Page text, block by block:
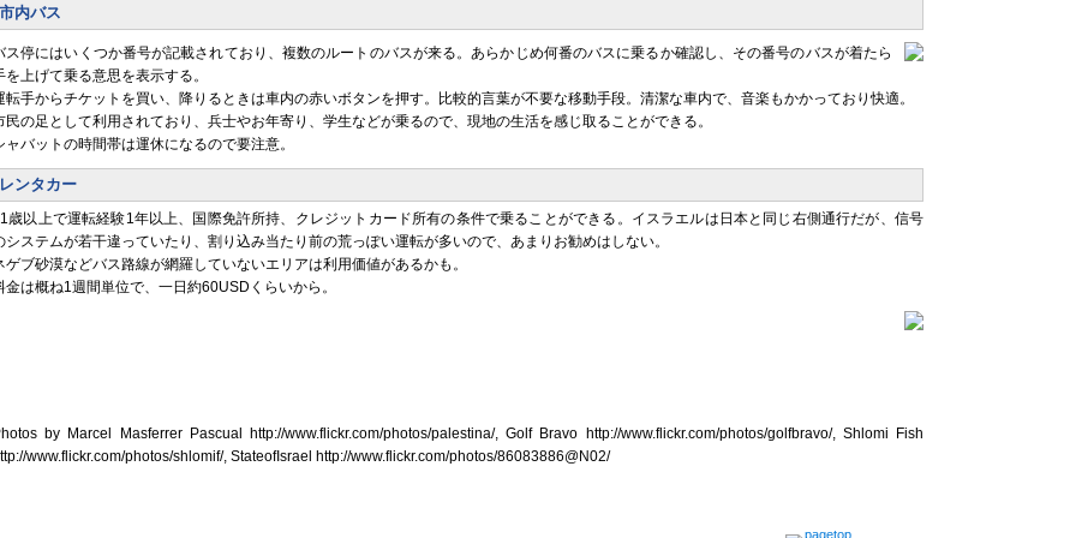
市内バス
ス停にはいくつか番号が記載されており、複数のルートのバスが来る。あらかじめ何番のバスに乗るか確認し、その番号のバスが着たら
を上げて乗る意思を表示する。
転手からチケットを買い、降りるときは車内の赤いボタンを押す。比較的言葉が不要な移動手段。清潔な車内で、音楽もかかっており快適。
民の足として利用されており、兵士やお年寄り、学生などが乗るので、現地の生活を感じ取ることができる。
ャバットの時間帯は運休になるので要注意。
レンタカー
歳以上で運転経験1年以上、国際免許所持、クレジットカード所有の条件で乗ることができる。イスラエルは日本と同じ右側通行だが、信号
システムが若干違っていたり、割り込み当たり前の荒っぽい運転が多いので、あまりお勧めはしない。
ゲブ砂漠などバス路線が網羅していないエリアは利用価値があるかも。
金は概ね1週間単位で、一日約60USDくらいから。
by Marcel Masferrer Pascual http://www.flickr.com/photos/palestina/, Golf Bravo http://www.flickr.com/photos/golfbravo/, Shlomi Fish
www.flickr.com/photos/shlomif/, StateofIsrael http://www.flickr.com/photos/86083886@N02/